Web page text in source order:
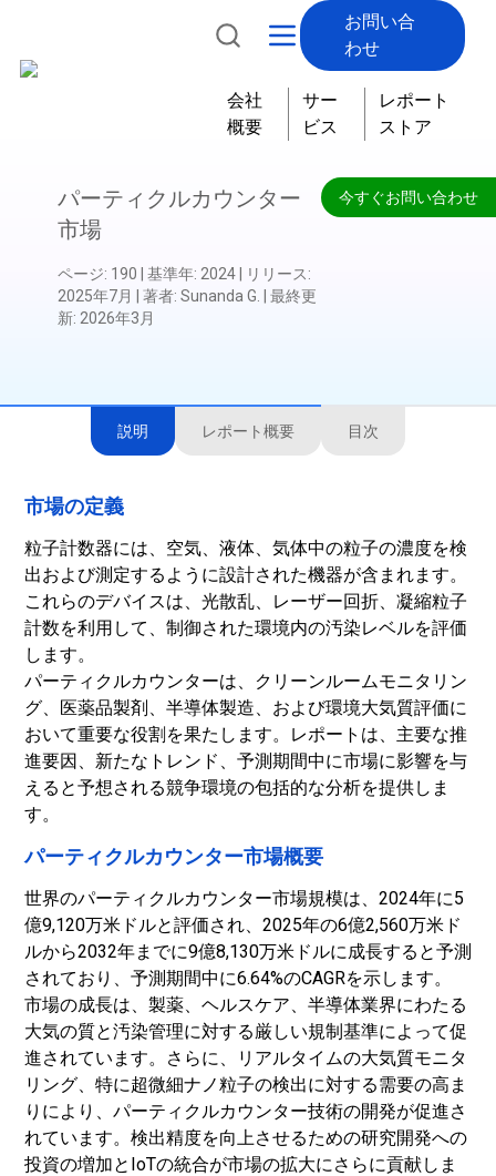
お問い合
わせ
会社
概要
サー
ビス
レポート
ストア
今すぐお問い合わせ
パーティクルカウンター
市場
ページ: 190 基準年: 2024 リリース:
2025年7月
著者: Sunanda G.
最終更
新: 2026年3月
説明 レポート概要 目次
市場の定義
粒子計数器には、空気、液体、気体中の粒子の濃度を検
出および測定するように設計された機器が含まれます。
これらのデバイスは、光散乱、レーザー回折、凝縮粒子
計数を利用して、制御された環境内の汚染レベルを評価
します。
パーティクルカウンターは、クリーンルームモニタリン
グ、医薬品製剤、半導体製造、および環境大気質評価に
おいて重要な役割を果たします。レポートは、主要な推
進要因、新たなトレンド、予測期間中に市場に影響を与
えると予想される競争環境の包括的な分析を提供しま
す。
パーティクルカウンター市場概要
世界のパーティクルカウンター市場規模は、2024年に5
億9,120万米ドルと評価され、2025年の6億2,560万米ド
ルから2032年までに9億8,130万米ドルに成長すると予測
されており、予測期間中に6.64%のCAGRを示します。
市場の成長は、製薬、ヘルスケア、半導体業界にわたる
大気の質と汚染管理に対する厳しい規制基準によって促
進されています。さらに、リアルタイムの大気質モニタ
リング、特に超微細ナノ粒子の検出に対する需要の高ま
りにより、パーティクルカウンター技術の開発が促進さ
れています。検出精度を向上させるための研究開発への
投資の増加とIoTの統合が市場の拡大にさらに貢献しま